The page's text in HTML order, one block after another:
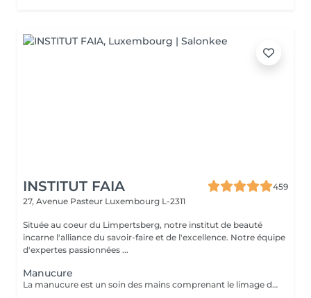
INSTITUT FAIA
459
27, Avenue Pasteur Luxembourg L-2311
Située au coeur du Limpertsberg, notre institut de beauté
incarne l'alliance du savoir-faire et de l'excellence. Notre équipe
d'expertes passionnées ...
Manucure
La manucure est un soin des mains comprenant le limage des ongles, la pousse et la coupe des cuticules, massage avec crème de soin et application d'un vernis transparent si désiré.